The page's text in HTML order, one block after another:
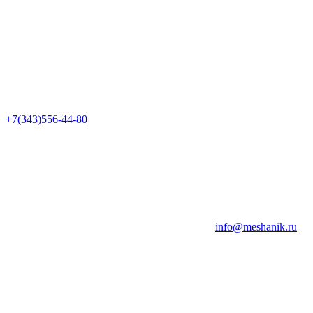
+7(343)556-44-80
info@meshanik.ru